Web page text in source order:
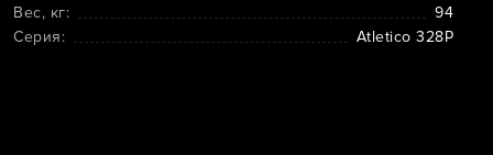
Вес, кг:
94
Серия:
Atletico 328P